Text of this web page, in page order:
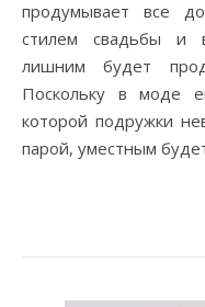
продумывает все
стилем свадьбы и
лишним будет
Поскольку в моде
которой подружки
парой, уместным